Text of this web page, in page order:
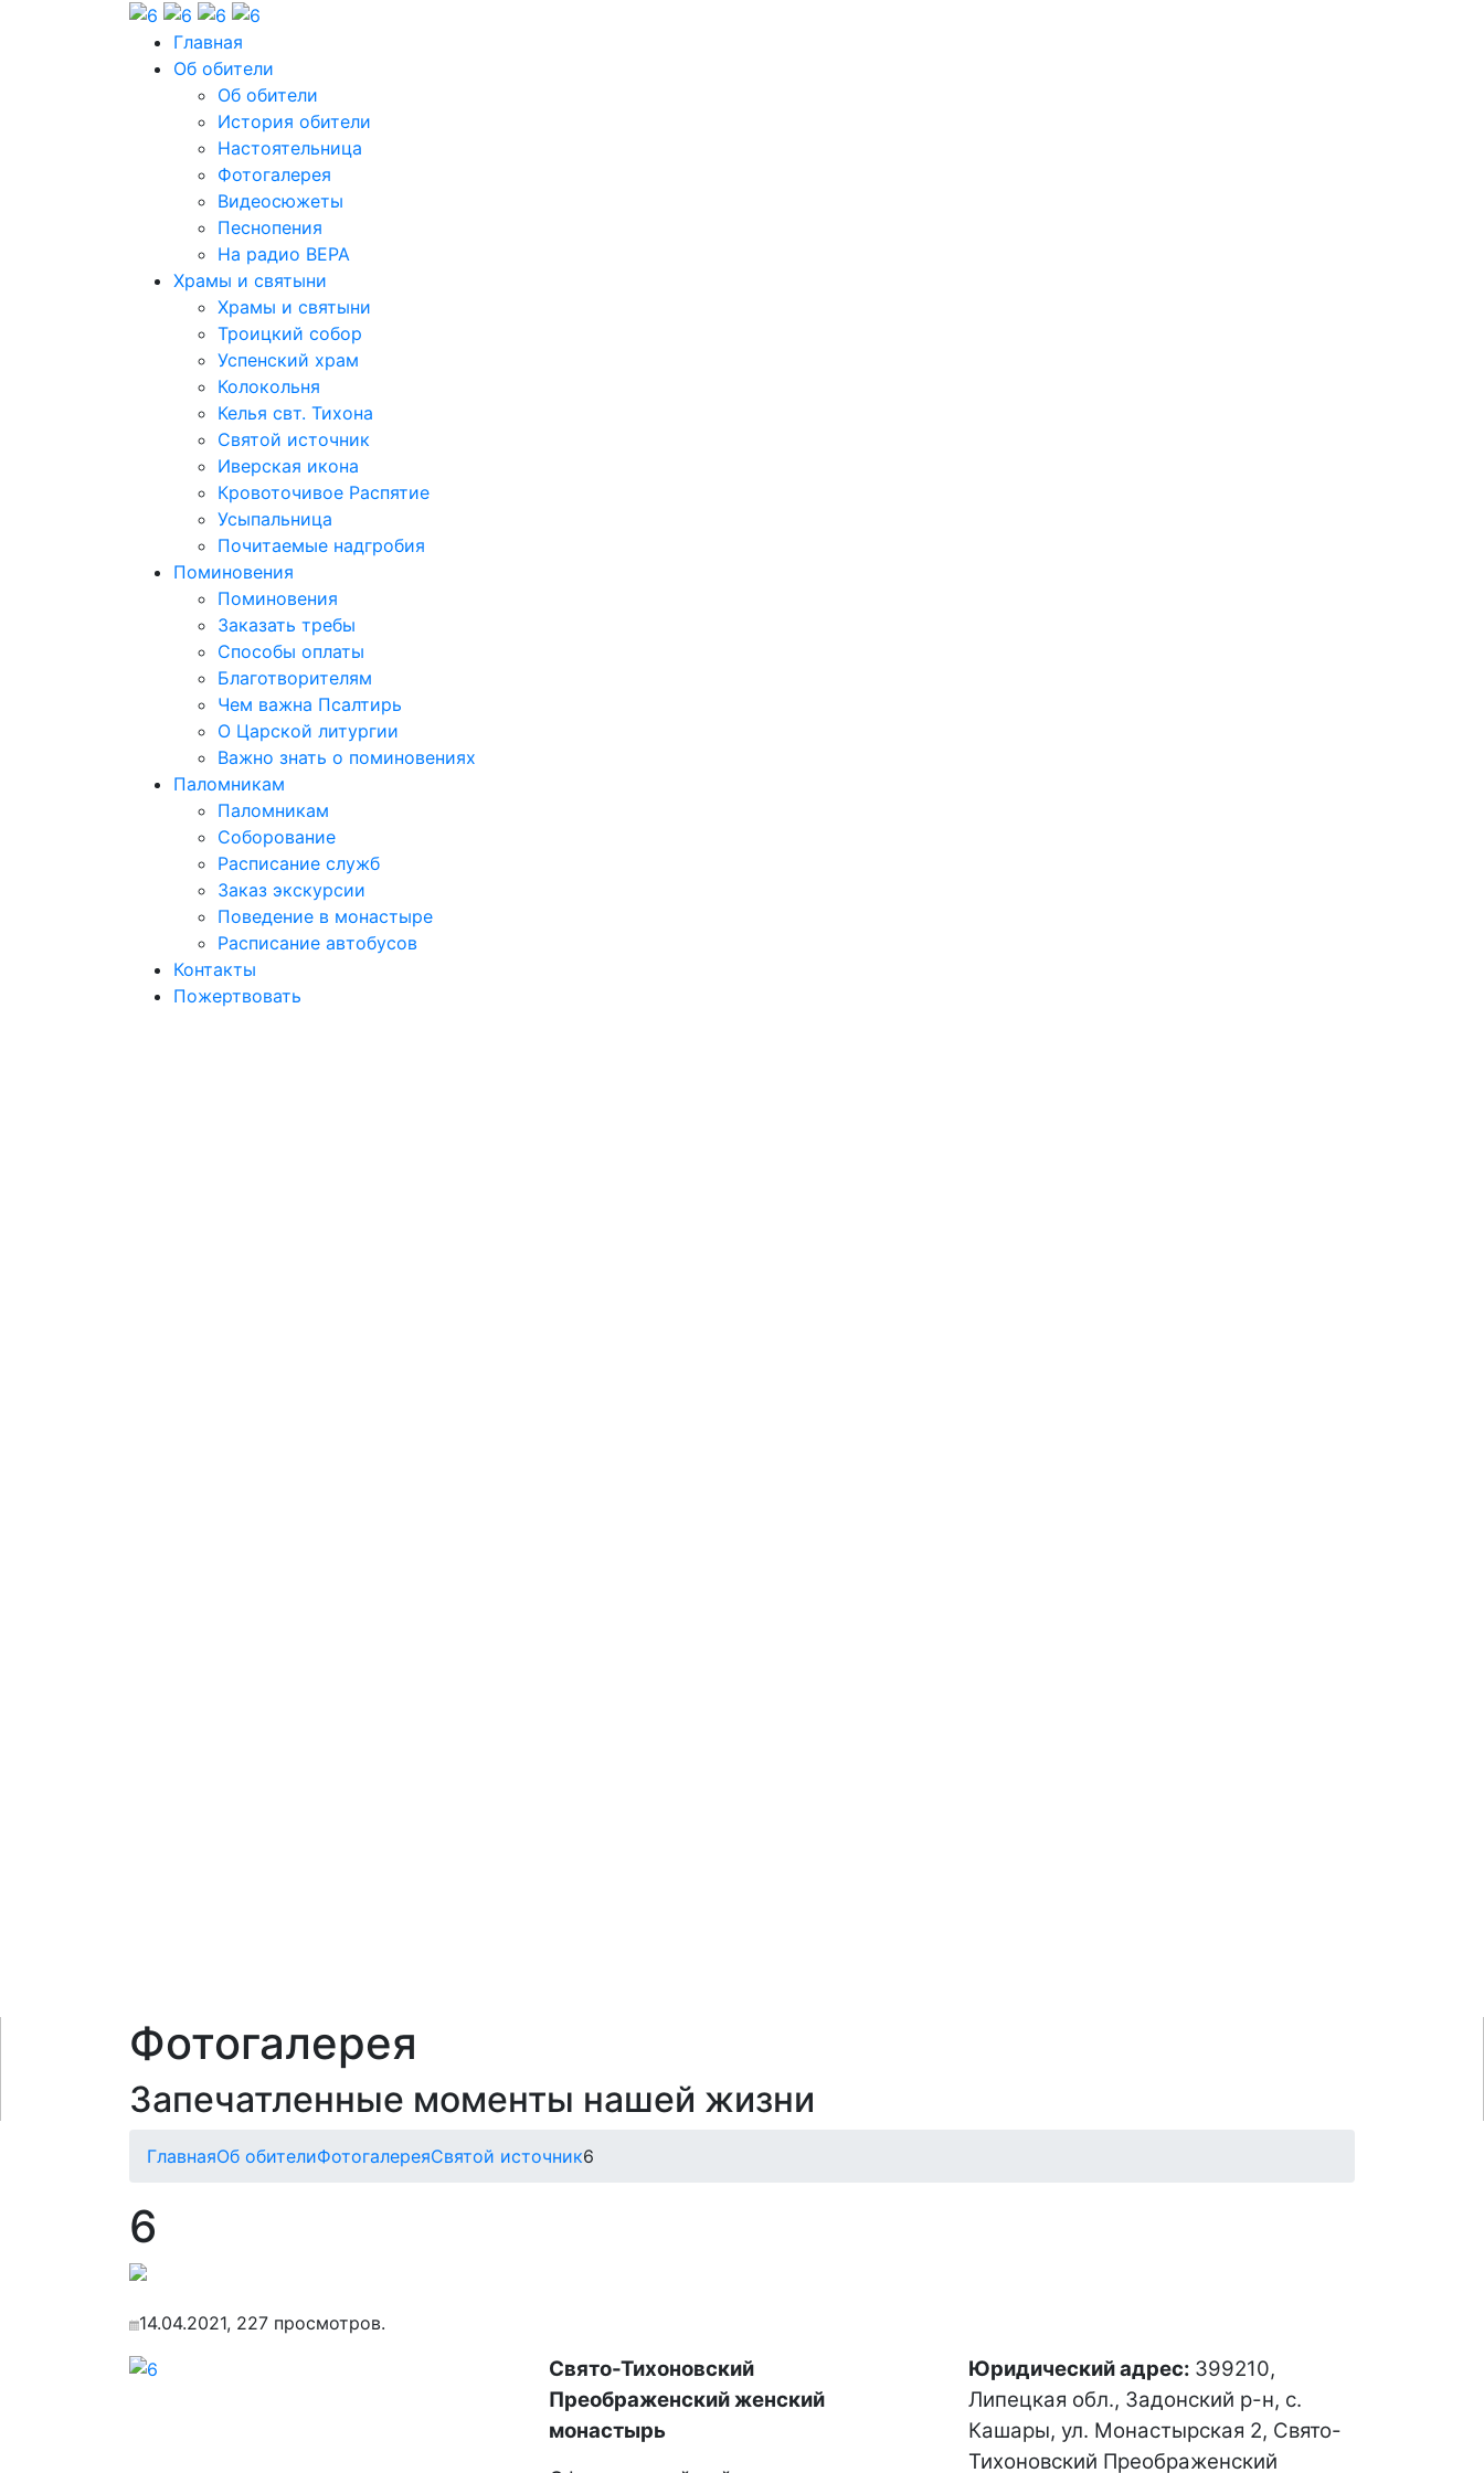
Главная
Об обители
Об обители
История обители
Настоятельница
Фотогалерея
Видеосюжеты
Песнопения
На радио ВЕРА
Храмы и святыни
Храмы и святыни
Троицкий собор
Успенский храм
Колокольня
Келья свт. Тихона
Святой источник
Иверская икона
Кровоточивое Распятие
Усыпальница
Почитаемые надгробия
Поминовения
Поминовения
Заказать требы
Способы оплаты
Благотворителям
Чем важна Псалтирь
О Царской литургии
Важно знать о поминовениях
Паломникам
Паломникам
Соборование
Расписание служб
Заказ экскурсии
Поведение в монастыре
Расписание автобусов
Контакты
Пожертвовать
Фотогалерея
Запечатленные моменты нашей жизни
ГлавнаяОб обителиФотогалереяСвятой источник6
6
14.04.2021, 227 просмотров.
Свято-Тихоновский
Преображенский женский
монастырь
Юридический адрес: 399210,
Липецкая обл., Задонский р-н, с.
Кашары, ул. Монастырская 2, Свято-
Тихоновский Преображенский